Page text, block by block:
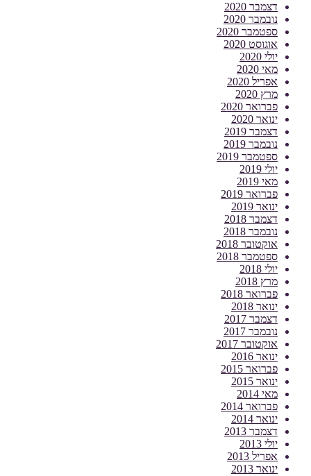
דצמבר 2020
נובמבר 2020
ספטמבר 2020
אוגוסט 2020
יולי 2020
מאי 2020
אפריל 2020
מרץ 2020
פברואר 2020
ינואר 2020
דצמבר 2019
נובמבר 2019
ספטמבר 2019
יולי 2019
מאי 2019
פברואר 2019
ינואר 2019
דצמבר 2018
נובמבר 2018
אוקטובר 2018
ספטמבר 2018
יולי 2018
מרץ 2018
פברואר 2018
ינואר 2018
דצמבר 2017
נובמבר 2017
אוקטובר 2017
ינואר 2016
פברואר 2015
ינואר 2015
מאי 2014
פברואר 2014
ינואר 2014
דצמבר 2013
יולי 2013
אפריל 2013
ינואר 2013